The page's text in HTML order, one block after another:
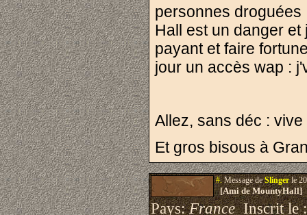
personnes droguées
Hall est un danger
payant et faire
jour un accès wap :
Allez, sans déc :
Et gros bisous à
#.Message deSlingerle
[Ami de MountyHall]
Pays:FranceInscrit le